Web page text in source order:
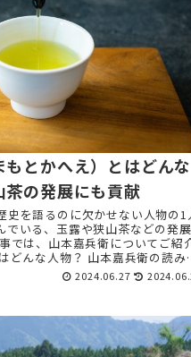
とかへえ）とはどんな
茶の発展にも貢献
史を語るのに欠かせない人物の1
でいる、玉露や狭山茶などの発
では、山本嘉兵衛についてご紹
どんな人物？ 山本嘉兵衛の読み
2024.06.27